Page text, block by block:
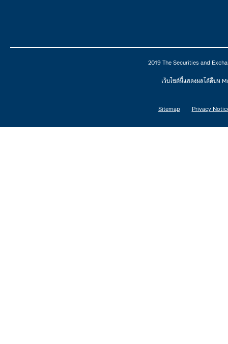
2019 The Securities and
เว็บไซต์นี้แสดงผลได้ดีบน
Sitemap Privacy